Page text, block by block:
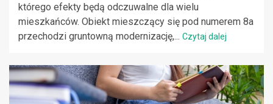
którego efekty będą odczuwalne dla wielu
mieszkańców. Obiekt mieszczący się pod numerem 8a
przechodzi gruntowną modernizację,... Czytaj dalej